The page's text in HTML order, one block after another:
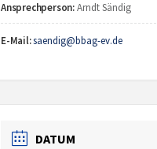
Ansprechperson:Arndt Sändig
E-Mail:saendig@bbag-ev.de
DATUM